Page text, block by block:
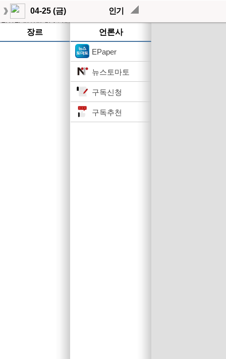
04-25 (금) 인기
장르 언론사
EPaper
뉴스토마토
구독신청
구독추천
작성된 기사가 없습니다.